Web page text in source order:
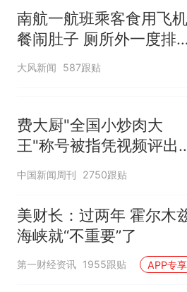
南航一航班乘客食用飞机
餐闹肚子 厕所外一度排长
队
大风新闻 587跟贴
费大厨"全国小炒肉大
王"称号被指凭视频评出
官方回应
中国新闻周刊 2750跟贴
美财长：过两年 霍尔木
海峡就“不重要”了
第一财经资讯 1955跟贴 APP专享